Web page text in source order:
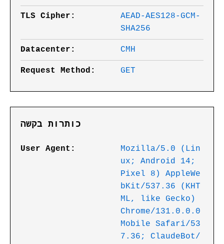
TLS Cipher:
AEAD-AES128-GCM-
SHA256
Datacenter: CMH
Request Method: GET
כותרות בקשה
User Agent:
Mozilla/5.0 (Lin
ux; Android 14;
Pixel 8) AppleWe
bKit/537.36 (KHT
ML, like Gecko)
Chrome/131.0.0.0
Mobile Safari/53
7.36; ClaudeBot/